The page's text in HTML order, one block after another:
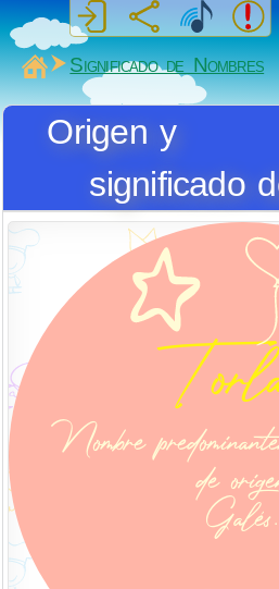
MiSabueso
Significado de Nombres
Origen y
significado